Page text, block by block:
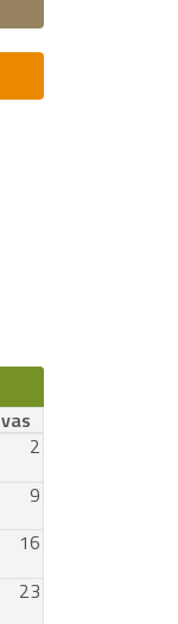
vas
2
9
16
23